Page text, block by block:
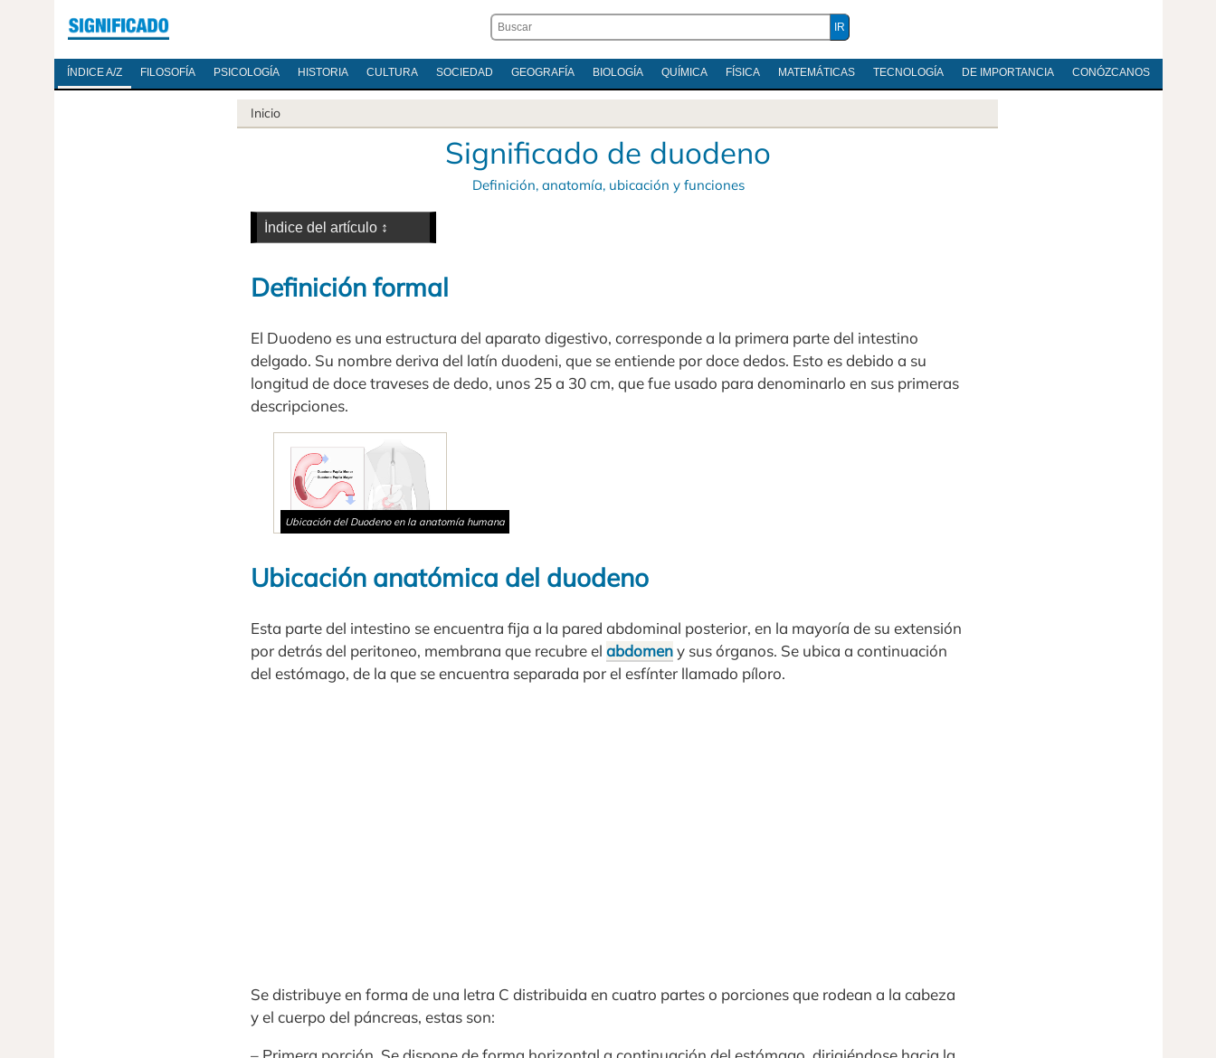
ÍNDICE A/Z FILOSOFÍA PSICOLOGÍA HISTORIA CULTURA SOCIEDAD GEOGRAFÍA BIOLOGÍA QUÍMICA FÍSICA MATEMÁTICAS TECNOLOGÍA DE IMPORTANCIA CONÓZCANOS
Inicio
Significado de duodeno
Definición, anatomía, ubicación y funciones
Definición formal
El Duodeno es una estructura del aparato digestivo, corresponde a la primera parte del intestino
delgado. Su nombre deriva del latín duodeni, que se entiende por doce dedos. Esto es debido a su
longitud de doce traveses de dedo, unos 25 a 30 cm, que fue usado para denominarlo en sus primeras
descripciones.
Ubicación del Duodeno en la anatomía humana
Ubicación anatómica del duodeno
Esta parte del intestino se encuentra fija a la pared abdominal posterior, en la mayoría de su extensión
por detrás del peritoneo, membrana que recubre el abdomeny sus órganos. Se ubica a continuación
del estómago, de la que se encuentra separada por el esfínter llamado píloro.
Se distribuye en forma de una letra C distribuida en cuatro partes o porciones que rodean a la cabeza
y el cuerpo del páncreas, estas son: